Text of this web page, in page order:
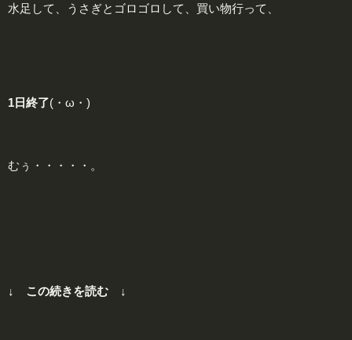
水足して、うさぎとゴロゴロして、買い物行って、
1日終了(・ω・)
むぅ・・・・・。
↓ この続きを読む ↓